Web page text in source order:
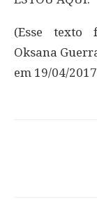
(Esse texto
Oksana
em 19/04/